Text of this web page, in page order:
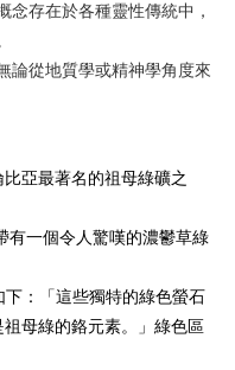
of NT$3,000 or more
of NT$3,000 or more
of NT$3,000 or more
念存在於各種靈性傳統中，
論從地質學或精神學角度來
亞最著名的祖母綠礦之
有一個令人驚嘆的濃鬱草綠
：「這些獨特的綠色螢石
母綠的鉻元素。」綠色區